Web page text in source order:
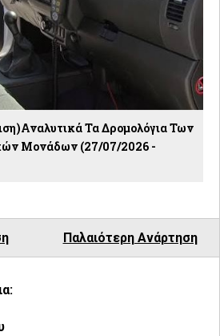
Τα Δρομολόγια Των
Μονάδων (27/07/2026 -
Παλαιότερη Ανάρτηση